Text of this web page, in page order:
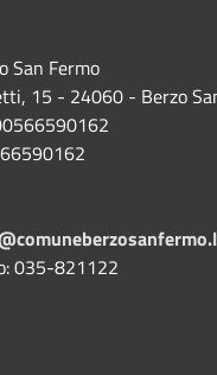
San Fermo
15 - 24060 - Berzo
035-821122